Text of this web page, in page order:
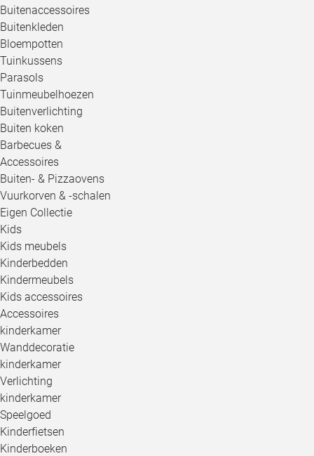
Buitenaccessoires
Buitenkleden
Bloempotten
Tuinkussens
Parasols
Tuinmeubelhoezen
Buitenverlichting
Buiten koken
Barbecues &
Accessoires
Buiten- & Pizzaovens
Vuurkorven & -schalen
Eigen Collectie
Kids
Kids meubels
Kinderbedden
Kindermeubels
Kids accessoires
Accessoires
kinderkamer
Wanddecoratie
kinderkamer
Verlichting
kinderkamer
Speelgoed
Kinderfietsen
Kinderboeken